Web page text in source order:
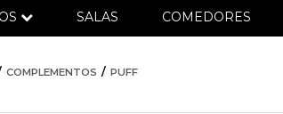
SALAS COMEDORES
COMPLEMENTOS PUFF